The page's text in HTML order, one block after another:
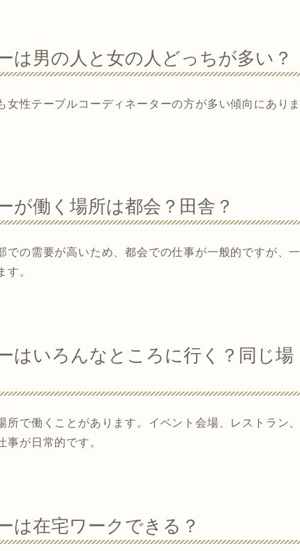
は男の人と女の人どっちが多い？
性テーブルコーディネーターの方が多い傾向にありま
が働く場所は都会？田舎？
での需要が高いため、都会での仕事が一般的ですが、一
す。
はいろんなところに行く？同じ場
で働くことがあります。イベント会場、レストラン、
が日常的です。
は在宅ワークできる？